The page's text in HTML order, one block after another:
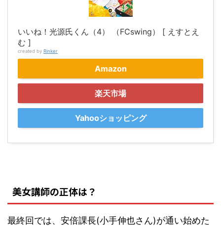
いいね！光源氏くん（4） （FCswing） [ えすとえ
む ]
created by Rinker
Amazon
楽天市場
Yahooショッピング
美女講師の正体は？
最終回では、安倍課長(小手伸也さん)が通い始めた